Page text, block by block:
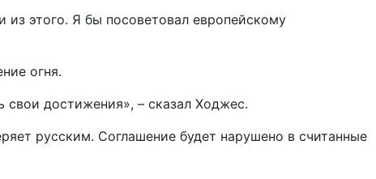
этого. Я бы посоветовал европейскому
огня.
свои достижения», – сказал Ходжес.
русским. Соглашение будет нарушено в считанные